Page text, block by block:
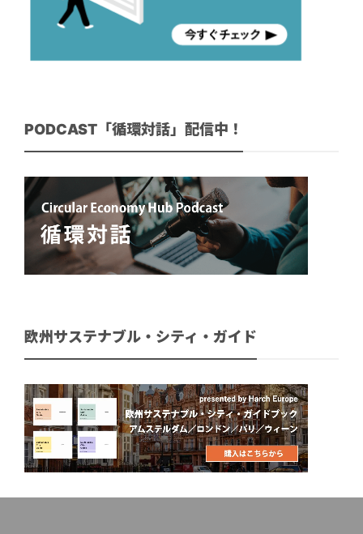
PODCAST「循環対話」配信中！
欧州サステナブル・シティ・ガイド